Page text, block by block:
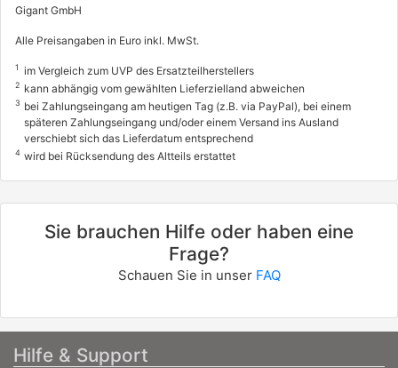
Gigant GmbH
Alle Preisangaben in Euro inkl. MwSt.
1 im Vergleich zum UVP des Ersatzteilherstellers
2 kann abhängig vom gewählten Lieferzielland abweichen
3 bei Zahlungseingang am heutigen Tag (z.B. via PayPal), bei einem
späteren Zahlungseingang und/oder einem Versand ins Ausland
verschiebt sich das Lieferdatum entsprechend
4 wird bei Rücksendung des Altteils erstattet
Sie brauchen Hilfe oder haben eine
Frage?
Schauen Sie in unser FAQ
Hilfe & Support